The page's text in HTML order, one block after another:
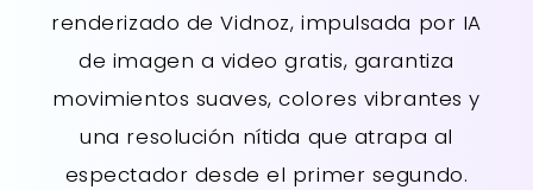
renderizado de Vidnoz, impulsada por IA
de imagen a video gratis, garantiza
movimientos suaves, colores vibrantes y
una resolución nítida que atrapa al
espectador desde el primer segundo.